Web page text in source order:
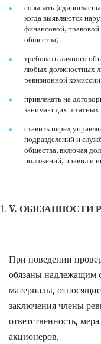
созывать
когда выявляются
финансовой, правовой
общества;
требовать личного
любых должностных
ревизионной
привлекать на
занимающих штатных
ставить перед
подразделений и
общества, включая
положений, правил и
V. ОБЯЗАННОСТИ
При поведении
обязаны надлежащим
материалы,
заключения члены
ответственность,
акционеров.